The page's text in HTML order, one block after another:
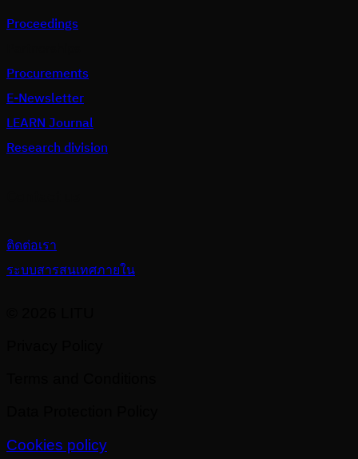
Proceedings
Procurements
E-Newsletter
LEARN Journal
Research division
ติดต่อเรา
ระบบสารสนเทศภายใน
Cookies policy